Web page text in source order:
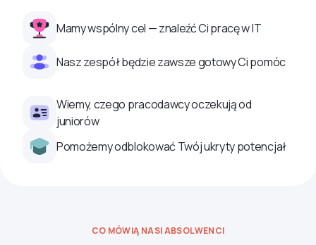
Mamy wspólny cel — znaleźć Ci pracę w IT
Nasz zespół będzie zawsze gotowy Ci pomóc
Wiemy, czego pracodawcy oczekują od
juniorów
Pomożemy odblokować Twój ukryty potencjał
CO MÓWIĄ NASI ABSOLWENCI